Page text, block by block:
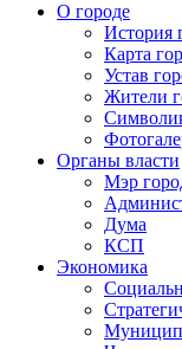
О городе
История
Карта
Устав
Жители
Органы власти
Мэр
Дума
КСП
Экономика